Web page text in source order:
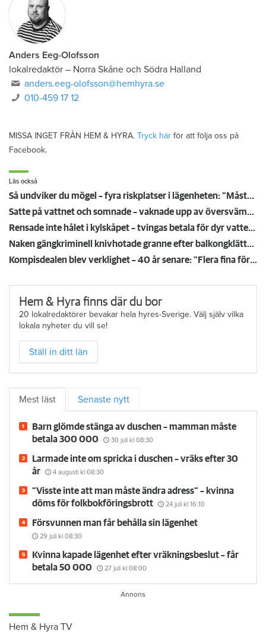
Anders Eeg-Olofsson
lokalredaktör – Norra Skåne och Södra Halland
anders.eeg-olofsson@hemhyra.se
010-459 17 12
MISSA INGET FRÅN HEM & HYRA. Tryck här för att följa oss på
Facebook.
Läs också
Så undviker du mögel – fyra riskplatser i lägenheten: ”Måste städa bort”
Satte på vattnet och somnade – vaknade upp av översvämning hos grannen
Rensade inte hålet i kylskåpet – tvingas betala för dyr vattenskada
Naken gängkriminell knivhotade granne efter balkongklättring
Kompisdealen blev verklighet – 40 år senare: "Flera fina fördelar med att dela bostad"
Hem & Hyra finns där du bor
20 lokalredaktörer bevakar hela hyres-Sverige. Välj själv vilka
lokala nyheter du vill se!
Ställ in ditt län
Mest läst Senaste nytt
Barn glömde stänga av duschen – mamman måste
betala 300 000
30 juli kl 08:30
Larmade inte om spricka i duschen – vräks efter 30
år
4 augusti kl 08:30
”Visste inte att man måste ändra adress” – kvinna
döms för folkbokföringsbrott
24 juli kl 16:10
Försvunnen man får behålla sin lägenhet
29 juli kl 08:30
Kvinna kapade lägenhet efter vräkningsbeslut – får
betala 50 000
27 juli kl 08:00
Hem & Hyra TV